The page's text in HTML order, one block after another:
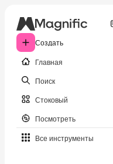
Создать
Главная
Поиск
Стоковый
Посмотреть
Все инструменты